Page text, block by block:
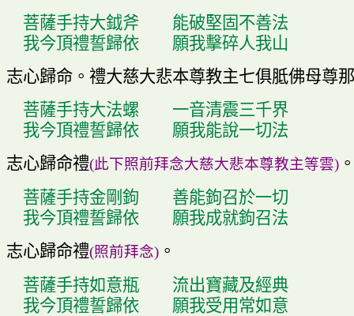
菩薩手持大鉞斧
能破堅固不善法
我今頂禮誓歸依
願我擊碎人我山
志心歸命。 禮大慈大悲本尊教主七俱胝佛母尊
菩薩手持大法螺
一音清震三千界
我今頂禮誓歸依
願我能說一切法
志心歸命禮(此下照前拜念大慈大悲本尊教主等雲)
菩薩手持金剛鉤 善能鉤召於一切
我今頂禮誓歸依
願我成就鉤召法
志心歸命禮(照前拜念)。
菩薩手持如意瓶
流出寶藏及經典
我今頂禮誓歸依
願我受用常如意